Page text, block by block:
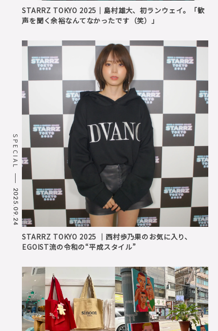
STARRZ TOKYO 2025｜島村雄大、初ランウェイ。「歓
声を聞く余裕なんてなかったです（笑）」
SPECIAL
2025.09.24
STARRZ TOKYO 2025 ｜西村歩乃果のお気に入り、
EGOIST流の令和の“平成スタイル”